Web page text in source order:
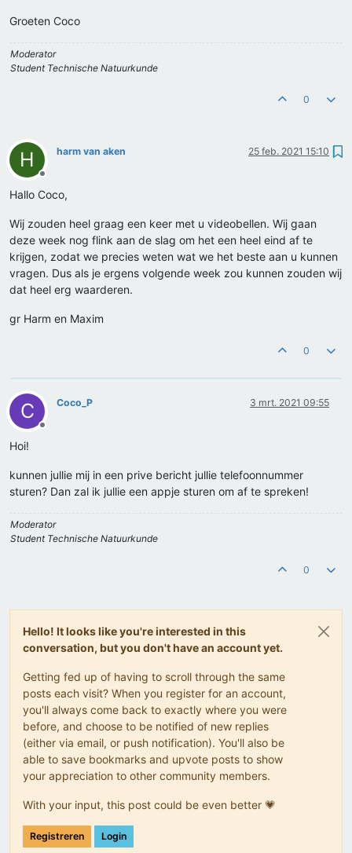
Groeten Coco
Moderator
Student Technische Natuurkunde
0
H
Offline
harm van aken 25 feb. 2021 15:10
Hallo Coco,
Wij zouden heel graag een keer met u videobellen. Wij gaan
deze week nog flink aan de slag om het een heel eind af te
krijgen, zodat we precies weten wat we het beste aan u kunnen
vragen. Dus als je ergens volgende week zou kunnen zouden wij
dat heel erg waarderen.
gr Harm en Maxim
0
C
Offline
Coco_P 3 mrt. 2021 09:55
Hoi!
kunnen jullie mij in een prive bericht jullie telefoonnummer
sturen? Dan zal ik jullie een appje sturen om af te spreken!
Moderator
Student Technische Natuurkunde
0
Hello! It looks like you're interested in this
conversation, but you don't have an account yet.
Getting fed up of having to scroll through the same
posts each visit? When you register for an account,
you'll always come back to exactly where you were
before, and choose to be notified of new replies
(either via email, or push notification). You'll also be
able to save bookmarks and upvote posts to show
your appreciation to other community members.
With your input, this post could be even better 💗
Registreren Login